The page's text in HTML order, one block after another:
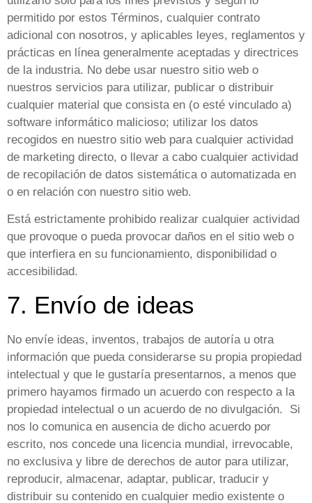
permitido por estos Términos, cualquier contrato
adicional con nosotros, y aplicables leyes, reglamentos y
prácticas en línea generalmente aceptadas y directrices
de la industria. No debe usar nuestro sitio web o
nuestros servicios para utilizar, publicar o distribuir
cualquier material que consista en (o esté vinculado a)
software informático malicioso; utilizar los datos
recogidos en nuestro sitio web para cualquier actividad
de marketing directo, o llevar a cabo cualquier actividad
de recopilación de datos sistemática o automatizada en
o en relación con nuestro sitio web.
Está estrictamente prohibido realizar cualquier actividad
que provoque o pueda provocar daños en el sitio web o
que interfiera en su funcionamiento, disponibilidad o
accesibilidad.
7. Envío de ideas
No envíe ideas, inventos, trabajos de autoría u otra
información que pueda considerarse su propia propiedad
intelectual y que le gustaría presentarnos, a menos que
primero hayamos firmado un acuerdo con respecto a la
propiedad intelectual o un acuerdo de no divulgación. Si
nos lo comunica en ausencia de dicho acuerdo por
escrito, nos concede una licencia mundial, irrevocable,
no exclusiva y libre de derechos de autor para utilizar,
reproducir, almacenar, adaptar, publicar, traducir y
distribuir su contenido en cualquier medio existente o